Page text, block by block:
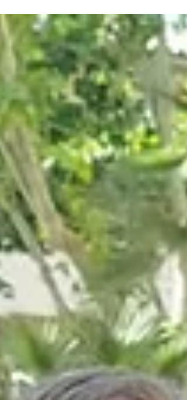
escuelas deportivas ha sido un fracaso. De los
60.000 euros que contemplaba la ayuda, sólo
han concedido 2.785 euros a 18 familias, es
ha sobrado un 96 por ciento del importe total. El
año pasado, el PP entregó las escuelas
municipales a clubs privados, lo que supuso un
incremento de los precios de casi el 50%. Xisco
Ducrós: “Pedimos que se vuelva al sistema
anterior